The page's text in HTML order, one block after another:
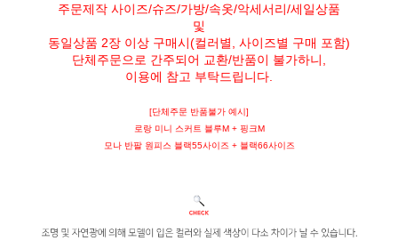
주문제작 사이즈/슈즈/가방/속옷/악세서리/세일상품
및
동일상품 2장 이상 구매시(컬러별, 사이즈별 구매 포함)
단체주문으로 간주되어 교환/반품이 불가하니,
이용에 참고 부탁드립니다.
[단체주문 반품불가 예시]
로랑 미니 스커트 블루M + 핑크M
모나 반팔 원피스 블랙55사이즈 + 블랙66사이즈